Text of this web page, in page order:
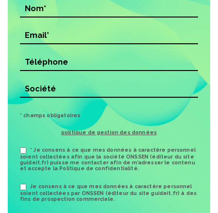
* champs obligatoires
politique de gestion des données
* Je consens à ce que mes données à caractère personnel
soient collectées afin que la société ONSSEN (éditeur du site
guideit.fr) puisse me contacter afin de m’adresser le contenu
et accepte la Politique de confidentialité.
Je consens à ce que mes données à caractère personnel
soient collectées par ONSSEN (éditeur du site guideit.fr) à des
fins de prospection commerciale.